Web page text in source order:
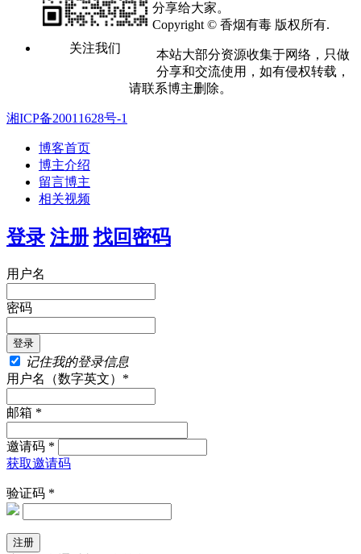
关注我们
分享给大家。
Copyright © 香烟有毒 版权所有.
本站大部分资源收集于网络，只做
分享和交流使用，如有侵权转载，
请联系博主删除。
湘ICP备20011628号-1
博客首页
博主介绍
留言博主
相关视频
登录 注册 找回密码
用户名
密码
记住我的登录信息
用户名（数字英文）*
邮箱 *
邀请码 *
获取邀请码
验证码 *